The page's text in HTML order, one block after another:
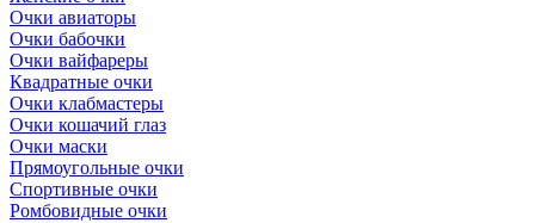
Очки авиаторы
Очки бабочки
Очки вайфареры
Квадратные очки
Очки клабмастеры
Очки кошачий глаз
Очки маски
Прямоугольные очки
Спортивные очки
Ромбовидные очки